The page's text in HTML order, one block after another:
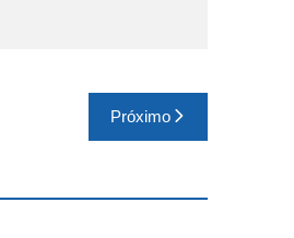
Próximo